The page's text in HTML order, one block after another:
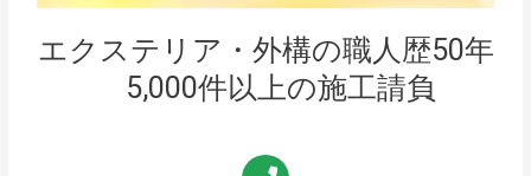
エクステリア・外構の職人歴50年
5,000件以上の施工請負